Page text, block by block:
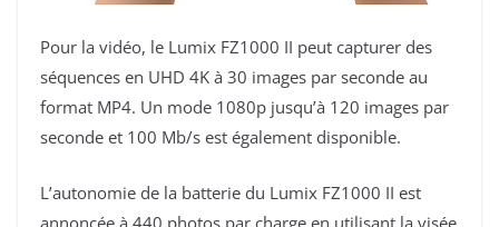
Pour la vidéo, le Lumix FZ1000 II peut capturer des
séquences en UHD 4K à 30 images par seconde au
format MP4. Un mode 1080p jusqu’à 120 images par
seconde et 100 Mb/s est également disponible.
L’autonomie de la batterie du Lumix FZ1000 II est
annoncée à 440 photos par charge en utilisant la visée